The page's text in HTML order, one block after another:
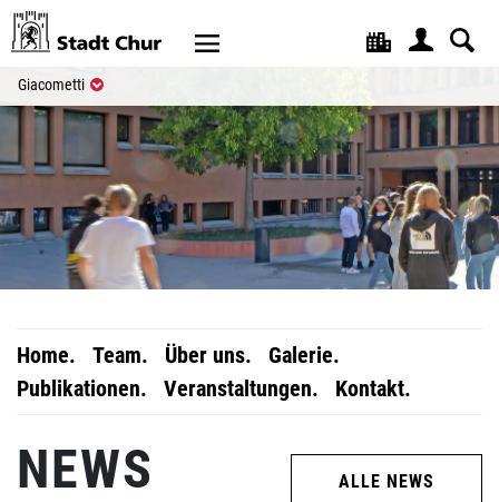
Kopfzeile
Giacometti(ausgewählt)
Home. Team. Über uns.
Galerie.
Publikationen.
Veranstaltungen. Kontakt.
NEWS ALLE NEWS